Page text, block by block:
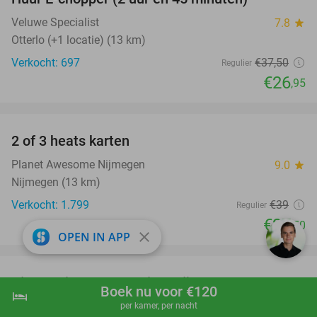
shopping_cart Boek nu
hotel Boek nu voor €120
per kamer, per nacht
Veluwe Specialist 7.8 star
Otterlo (+1 locatie) (13 km)
Verkocht: 697
Regulier €37,50
€26,95
2 of 3 heats karten
Planet Awesome Nijmegen 9.0 star
Nijmegen (13 km)
Verkocht: 1.799
Regulier €39
€27,50
favorite_border
Uitgebreid 2-gangendiner bij E-Crab
OPEN IN APP close